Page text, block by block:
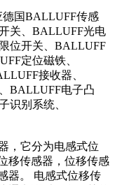
德国BALLUFF传感
关、BALLUFF光电
位开关、BALLUFF
定位磁铁、
接收器、
BALLUFF电子凸
识别系统、
，它分为电感式位
移传感器，位移传感
器。 电感式位移传